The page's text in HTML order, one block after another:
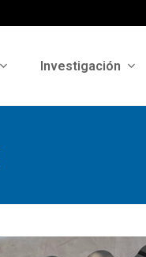
Investigación